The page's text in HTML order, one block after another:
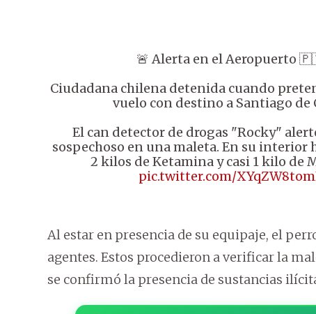
🚨 Alerta en el Aeropuerto
Ciudadana chilena detenida cuando
vuelo con destino a Santiago de
El can detector de drogas "Rocky"
sospechoso en una maleta. En su interior
2 kilos de Ketamina y casi 1 kilo de
pic.twitter.com/
Al estar en presencia de su equipaje, el
agentes. Estos procedieron a verificar la
se confirmó la presencia de sustancias